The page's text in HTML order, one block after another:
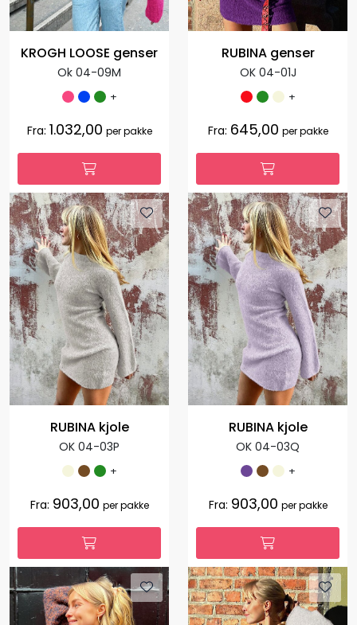
KROGH LOOSE genser
Ok 04-09M
+
Fra: 1.032,00 per pakke
RUBINA genser
OK 04-01J
+
Fra: 645,00 per pakke
RUBINA kjole
OK 04-03P
+
Fra: 903,00 per pakke
RUBINA kjole
OK 04-03Q
+
Fra: 903,00 per pakke